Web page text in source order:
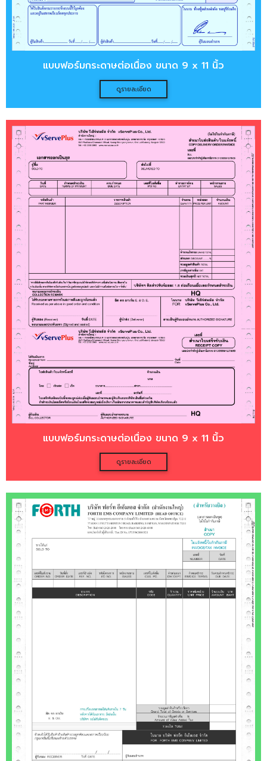
แบบฟอร์มกระดาษต่อเนื่อง ขนาด 9 x 11 นิ้ว
ดูรายละเอียด
แบบฟอร์มกระดาษต่อเนื่อง ขนาด 9 x 11 นิ้ว
ดูรายละเอียด